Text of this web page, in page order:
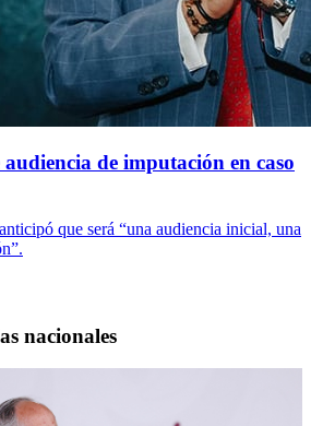
de imputación en caso
que será “una audiencia inicial, una
nacionales